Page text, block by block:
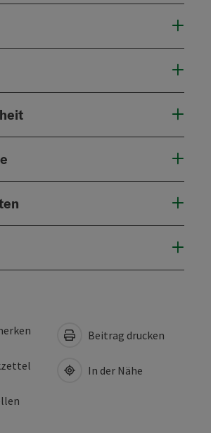
Beitrag drucken
In der Nähe